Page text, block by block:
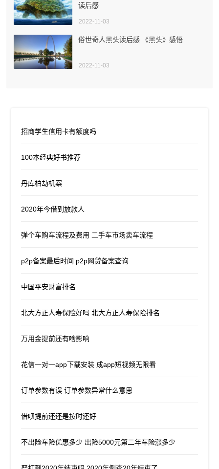
读后感
2022-11-03
俗世奇人黑头读后感 《黑头》感悟
2022-11-03
招商学生信用卡有额度吗
100本经典好书推荐
丹库柏劫机案
2020年今借到放款人
弹个车购车流程及费用 二手车市场卖车流程
p2p备案最后时间 p2p网贷备案查询
中国平安财富排名
北大方正人寿保险好吗 北大方正人寿保险排名
万用金提前还有啥影响
花信一对一app下载安装 成app短视频无限看
订单参数有误 订单参数异常什么意思
借呗提前还还是按时还好
不出险车险优惠多少 出险5000元第二年车险涨多少